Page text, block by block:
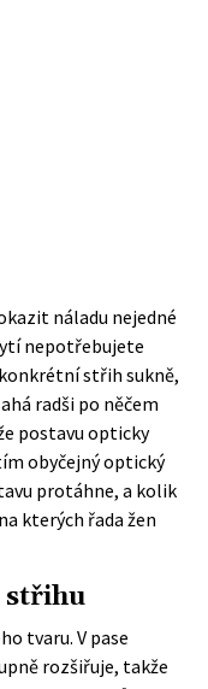
náladu nejedné
nepotřebujete
střih sukně,
radši po něčem
postavu opticky
obyčejný optický
protáhne, a kolik
kterých řada žen
střihu
tvaru. V pase
rozšiřuje, takže